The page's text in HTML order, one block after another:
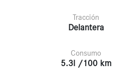
Tracción
Delantera
Consumo
5.3l /100 km